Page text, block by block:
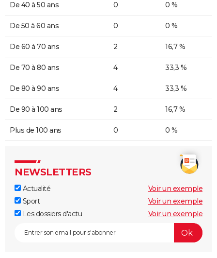
De 40 à 50 ans 0 0 %
De 50 à 60 ans 0 0 %
De 60 à 70 ans 2 16,7 %
De 70 à 80 ans 4 33,3 %
De 80 à 90 ans 4 33,3 %
De 90 à 100 ans 2 16,7 %
Plus de 100 ans 0 0 %
NEWSLETTERS
Actualité
Voir un exemple
Sport
Voir un exemple
Les dossiers d'actu
Voir un exemple